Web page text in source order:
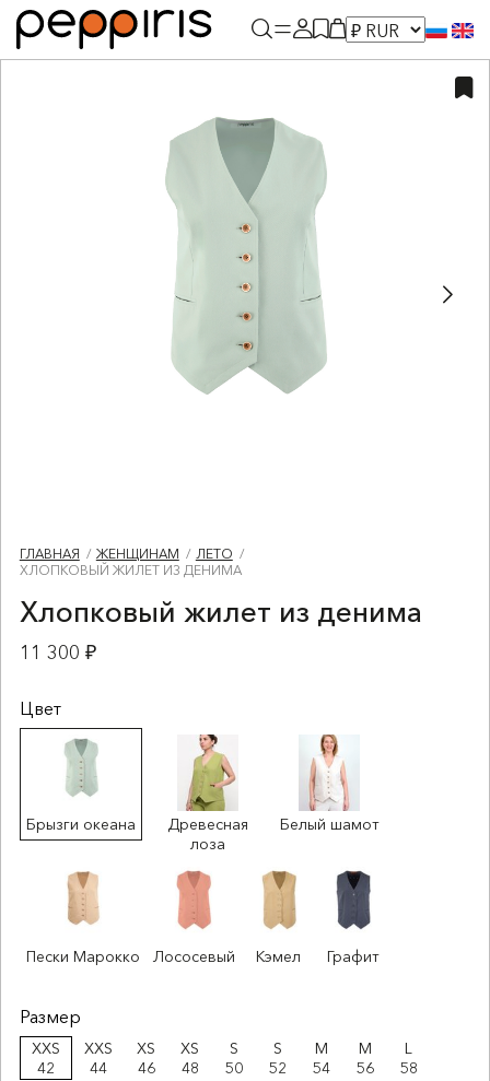
ГЛАВНАЯ ЖЕНЩИНАМ
ЛЕТО
ХЛОПКОВЫЙ ЖИЛЕТ ИЗ ДЕНИМА
Хлопковый жилет из денима
11 300 ₽
Цвет
Брызги океана
Древесная
лоза
Белый шамот
Пески Марокко Лососевый Кэмел Графит
Размер
XXS
42
XXS
44
XS
46
XS
48
S
50
S
52
M
54
M
56
L
58